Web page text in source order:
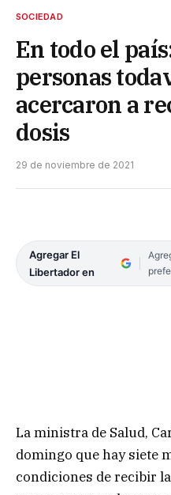
SOCIEDAD
En todo el
personas
acercaron a
dosis
29 de noviembre de 2021
Agregar El
Libertador en
La ministra de Salud,
domingo que hay siete
condiciones de recibir